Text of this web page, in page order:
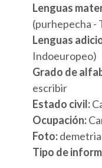
Lenguas
(purhepecha -
Lenguas
Indoeuropeo)
Grado de
escribir
Estado civil:
Ocupación:
Foto:
Tipo de